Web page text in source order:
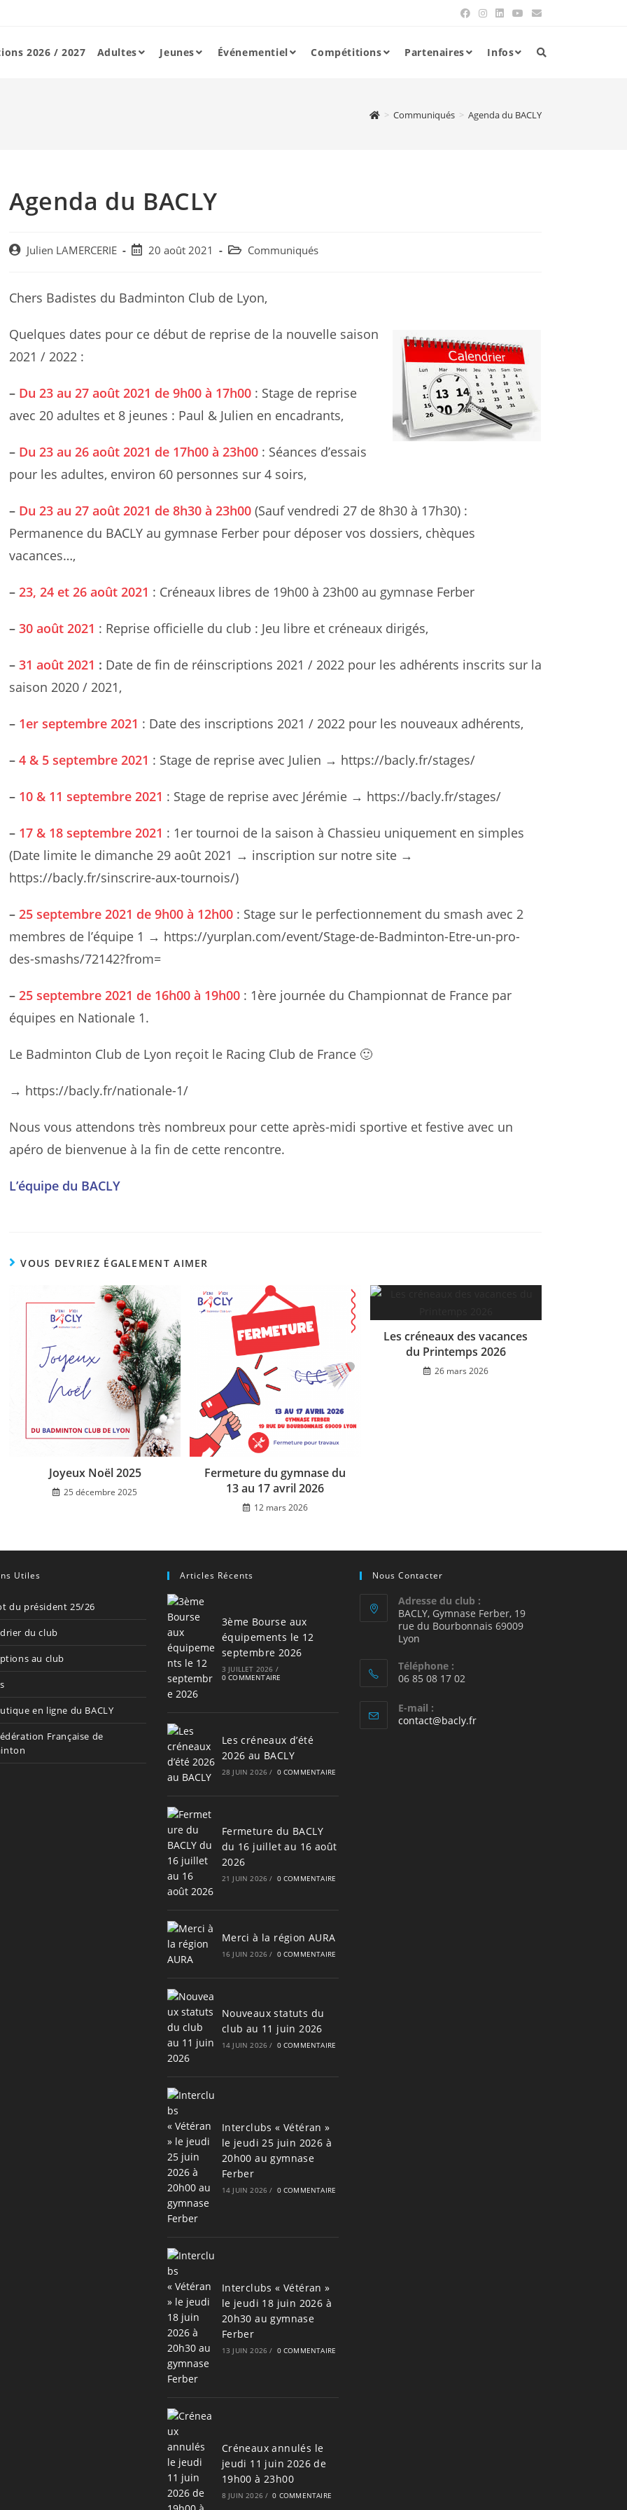
2026 / 2027 Adultes Jeunes Événementiel Compétitions Partenaires Infos
> Communiqués > Agenda du BACLY
Agenda du BACLY
PostJulien LAMERCERIE
Post20 août 2021
Post Communiqués
Chers Badistes du Badminton Club de Lyon,
Quelques dates pour ce début de reprise de la nouvelle saison
2021 / 2022 :
– Du 23 au 27 août 2021 de 9h00 à 17h00 : Stage de reprise
avec 20 adultes et 8 jeunes : Paul & Julien en encadrants,
– Du 23 au 26 août 2021 de 17h00 à 23h00 : Séances d’essais
pour les adultes, environ 60 personnes sur 4 soirs,
– Du 23 au 27 août 2021 de 8h30 à 23h00 (Sauf vendredi 27 de 8h30 à 17h30) :
Permanence du BACLY au gymnase Ferber pour déposer vos dossiers, chèques
vacances…,
– 23, 24 et 26 août 2021 : Créneaux libres de 19h00 à 23h00 au gymnase Ferber
– 30 août 2021 : Reprise officielle du club : Jeu libre et créneaux dirigés,
– 31 août 2021 : Date de fin de réinscriptions 2021 / 2022 pour les adhérents inscrits sur la
saison 2020 / 2021,
– 1er septembre 2021 : Date des inscriptions 2021 / 2022 pour les nouveaux adhérents,
– 4 & 5 septembre 2021 : Stage de reprise avec Julien → https://bacly.fr/stages/
– 10 & 11 septembre 2021 : Stage de reprise avec Jérémie → https://bacly.fr/stages/
– 17 & 18 septembre 2021 : 1er tournoi de la saison à Chassieu uniquement en simples
(Date limite le dimanche 29 août 2021 → inscription sur notre site →
https://bacly.fr/sinscrire-aux-tournois/)
– 25 septembre 2021 de 9h00 à 12h00 : Stage sur le perfectionnement du smash avec 2
membres de l’équipe 1 → https://yurplan.com/event/Stage-de-Badminton-Etre-un-pro-
des-smashs/72142?from=
– 25 septembre 2021 de 16h00 à 19h00 : 1ère journée du Championnat de France par
équipes en Nationale 1.
Le Badminton Club de Lyon reçoit le Racing Club de France 🙂
→ https://bacly.fr/nationale-1/
Nous vous attendons très nombreux pour cette après-midi sportive et festive avec un
apéro de bienvenue à la fin de cette rencontre.
L’équipe du BACLY
VOUS DEVRIEZ ÉGALEMENT AIMER
Joyeux Noël 2025
25 décembre 2025
Fermeture du gymnase du
13 au 17 avril 2026
12 mars 2026
Les créneaux des vacances
du Printemps 2026
26 mars 2026
Utiles
du président 25/26
du club
au club
en ligne du BACLY
Française de
Articles Récents
3ème Bourse aux
équipements le 12
septembre 2026
3 JUILLET 2026 /
0 COMMENTAIRE
Les créneaux d’été
2026 au BACLY
28 JUIN 2026 / 0 COMMENTAIRE
Fermeture du BACLY
du 16 juillet au 16 août
2026
21 JUIN 2026 / 0 COMMENTAIRE
Merci à la région AURA
16 JUIN 2026 / 0 COMMENTAIRE
Nouveaux statuts du
club au 11 juin 2026
14 JUIN 2026 / 0 COMMENTAIRE
Interclubs « Vétéran »
le jeudi 25 juin 2026 à
20h00 au gymnase
Ferber
14 JUIN 2026 / 0 COMMENTAIRE
Interclubs « Vétéran »
le jeudi 18 juin 2026 à
20h30 au gymnase
Ferber
13 JUIN 2026 / 0 COMMENTAIRE
Créneaux annulés le
jeudi 11 juin 2026 de
19h00 à 23h00
8 JUIN 2026 / 0 COMMENTAIRE
Nous Contacter
Adresse du club :
BACLY, Gymnase Ferber, 19
rue du Bourbonnais 69009
Lyon
Téléphone :
06 85 08 17 02
E-mail :
contact@bacly.frS’ouvre